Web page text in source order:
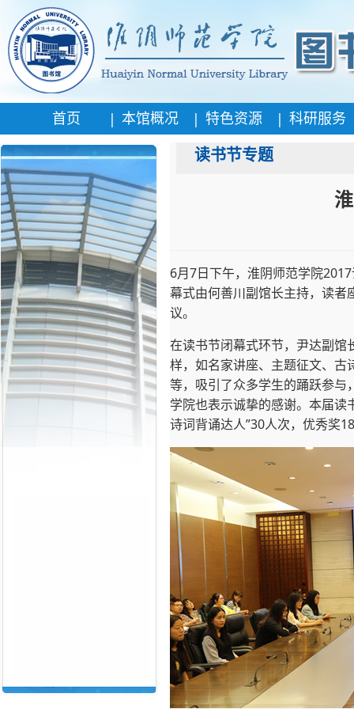
首页 | 本馆概况 | 特色资源 | 科研服务
读书节专题
6月7日下午，淮阴师范学院
幕式由何善川副馆长主持，读者
议。
在读书节闭幕式环节，尹达副馆
样，如名家讲座、主题征文、古
等，吸引了众多学生的踊跃参与
学院也表示诚挚的感谢。本届读
诗词背诵达人”30人次，优秀奖